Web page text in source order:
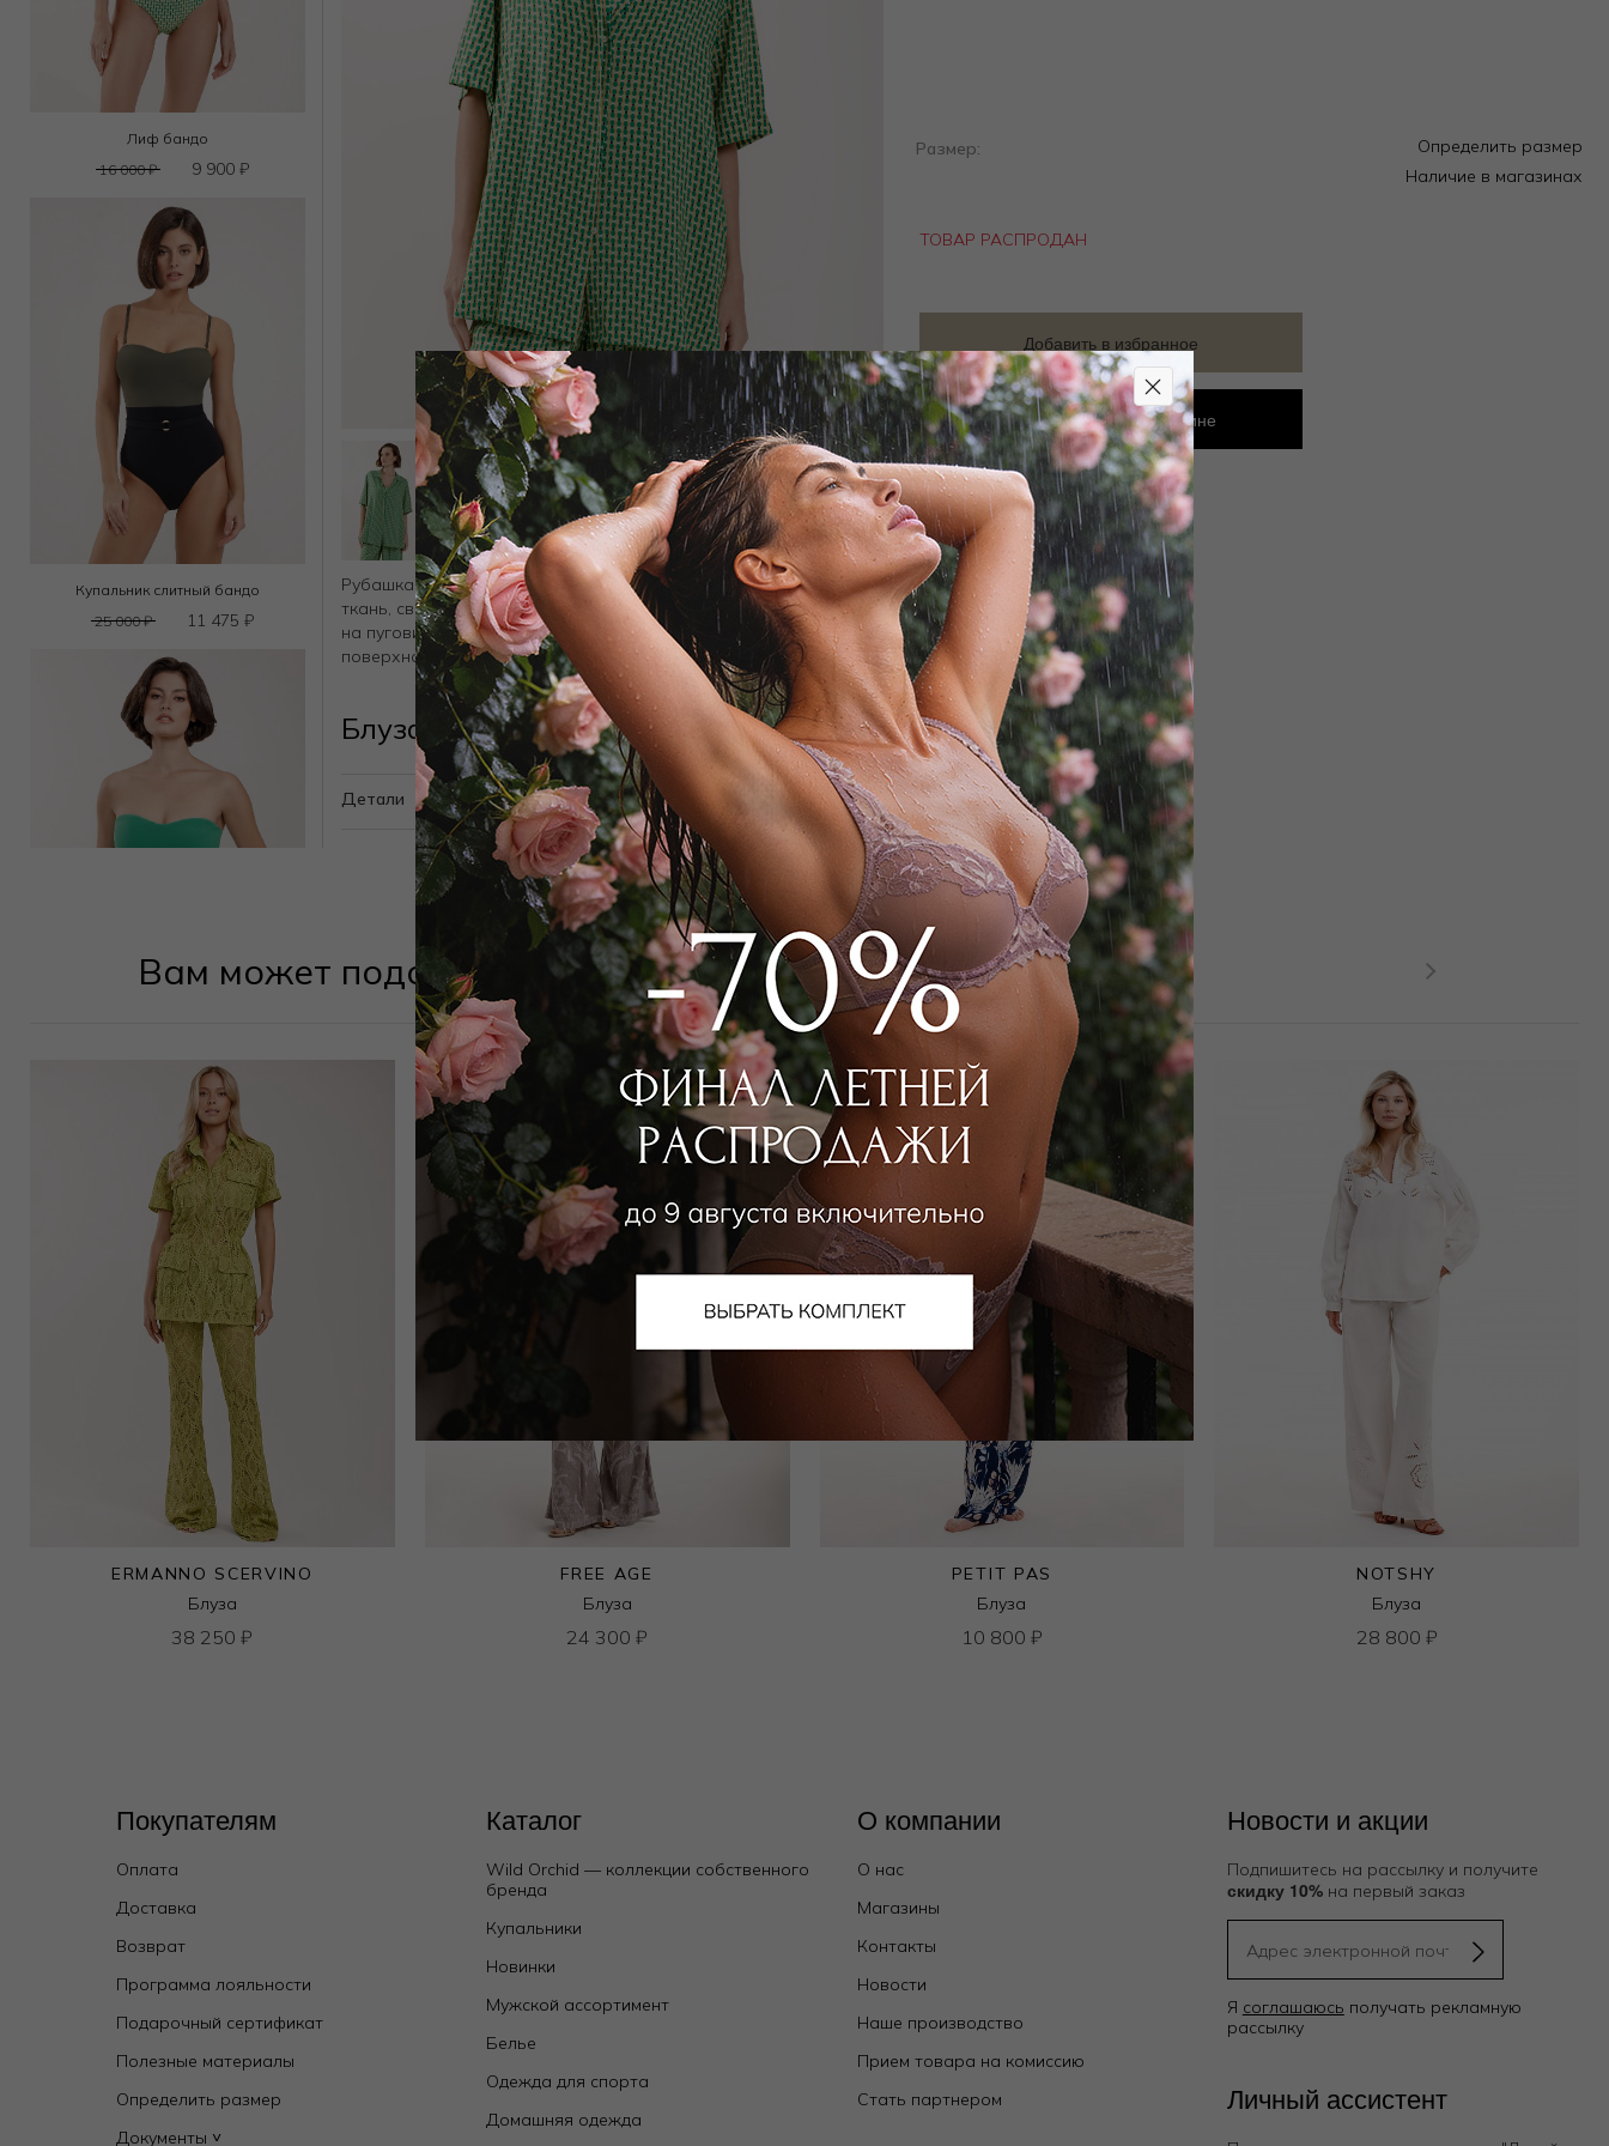
Лиф бандо
16 000₽ 9 900 ₽
Купальник слитный бандо
25 000₽ 11 475 ₽
14 850
Рубашка с коротким рукавом из вискозы. Легкая вискозная
ткань, свободный крой, классические детали рубашки, застежка
на пуговицах спереди, эксклюзивный принт JETS по всей
поверхности.
Блуза J61379 Зеленый
Детали
Размер:
Определить размер
Наличие в магазинах
ТОВАР РАСПРОДАН
Добавить в избранное
Забронировать в магазине
Вам может подойти
ERMANNO SCERVINO
Блуза
38 250₽
FREE AGE
Блуза
24 300₽
PETIT PAS
Блуза
10 800 ₽
NOTSHY
Блуза
28 800 ₽
Покупателям
Оплата
Доставка
Возврат
Программа лояльности
Подарочный сертификат
Полезные материалы
Определить размер
Документы ˅
Каталог
Wild Orchid — коллекции собственного
бренда
Купальники
Новинки
Мужской ассортимент
Белье
Одежда для спорта
Домашняя одежда
О компании
О нас
Магазины
Контакты
Новости
Наше производство
Прием товара на комиссию
Стать партнером
Новости и акции
Подпишитесь на рассылку и получите
скидку 10%на первый заказ
Я соглашаюсь получать рекламную
рассылку
Личный ассистент